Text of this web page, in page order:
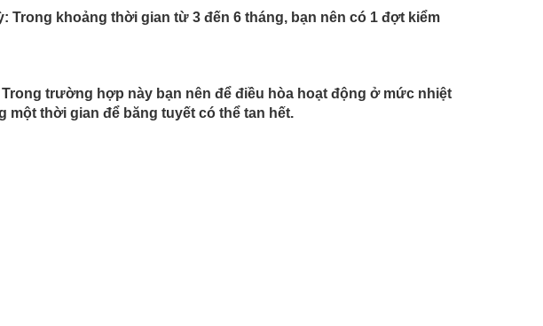
khoảng thời gian từ 3 đến 6 tháng, bạn nên có 1 đợt kiểm
trường hợp này bạn nên để điều hòa hoạt động ở mức nhiệt
thời gian để băng tuyết có thể tan hết.